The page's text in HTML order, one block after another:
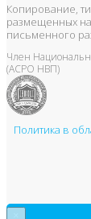
Копирование,
размещенных
письменного
Член
(АСРО НВП)
Политика в